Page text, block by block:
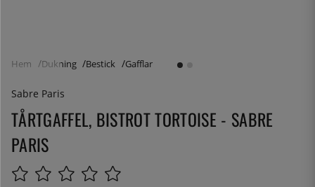
Hem Dukning Bestick Gafflar
Sabre Paris
TÅRTGAFFEL, BISTROT TORTOISE - SABRE
PARIS